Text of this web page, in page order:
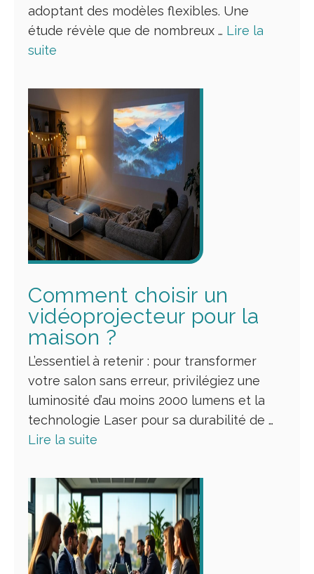
adoptant des modèles flexibles. Une
étude révèle que de nombreux … Lire la
suite
Comment choisir un
vidéoprojecteur pour la
maison ?
L’essentiel à retenir : pour transformer
votre salon sans erreur, privilégiez une
luminosité d’au moins 2000 lumens et la
technologie Laser pour sa durabilité de …
Lire la suite